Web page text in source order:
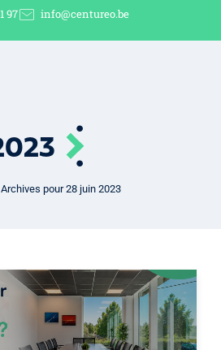
97 info@centureo.be
Archives pour 28 juin 2023